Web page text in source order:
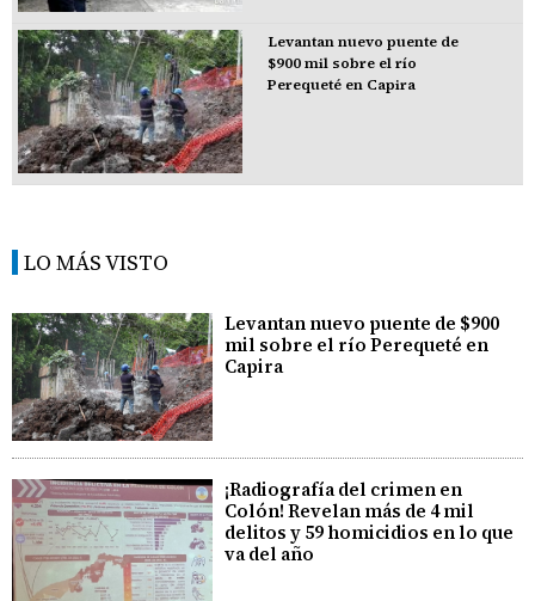
Levantan nuevo puente de
$900 mil sobre el río
Perequeté en Capira
LO MÁS VISTO
Levantan nuevo puente de $900
mil sobre el río Perequeté en
Capira
¡Radiografía del crimen en
Colón! Revelan más de 4 mil
delitos y 59 homicidios en lo que
va del año